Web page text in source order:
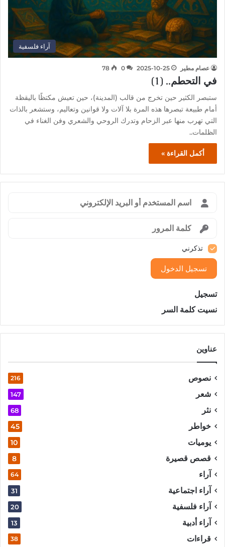
آراء فلسفية
عصام مطير 2025-10-25
0
78
في التحطم.. (1)
ستبصر الكثير حين تخرج من قالب (المدينة)، حين تعيش مكتظًا باليقظة
أمام طبيعة تبصرها هذه المرة بلا آلات ولا قوانين وتعاليم، وستشعر بالذات
التي تهرب منها عبر الزحام وتدرك الروحي والشعري وفن الغناء في
الظلمات..
أكمل القراءة »
تذكرني
تسجيل الدخول
تسجيل
نسيت كلمة السر
عناوين
نصوص 216
شعر 147
نثر 68
خواطر 45
يوميات 10
قصص قصيرة 8
آراء 64
آراء اجتماعية 31
آراء فلسفية 20
آراء أدبية 13
قراءات 38